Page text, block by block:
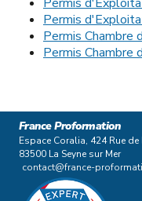
Permis
Permis Chambre
Permis Chambre
France Proformation
Espace Coralia, 424 Rue
83500 La Seyne sur Mer
contact@france-